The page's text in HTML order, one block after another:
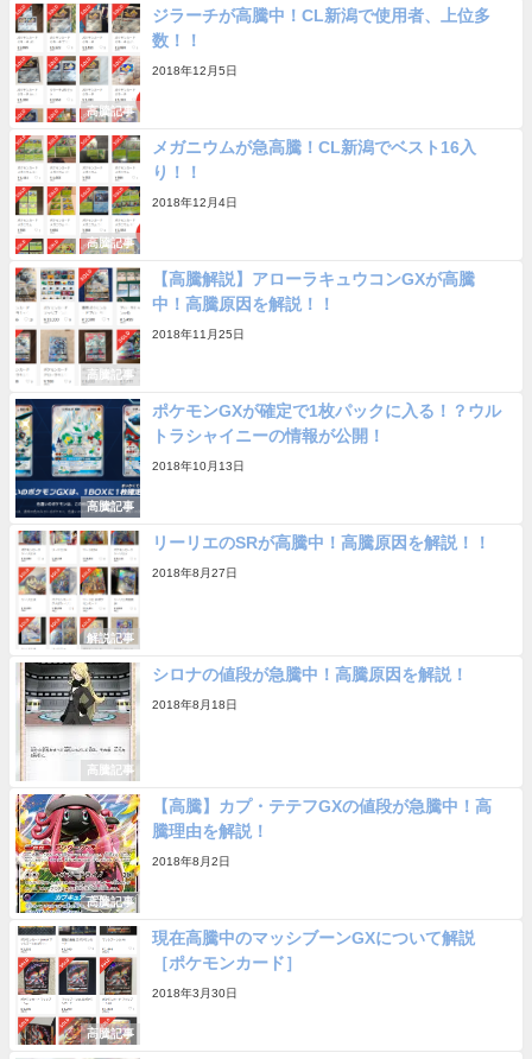
高騰記事
ジラーチが高騰中！CL新潟で使用者、上位多
数！！
2018年12月5日
高騰記事
メガニウムが急高騰！CL新潟でベスト16入
り！！
2018年12月4日
高騰記事
【高騰解説】アローラキュウコンGXが高騰
中！高騰原因を解説！！
2018年11月25日
高騰記事
ポケモンGXが確定で1枚パックに入る！？ウル
トラシャイニーの情報が公開！
2018年10月13日
解説記事
リーリエのSRが高騰中！高騰原因を解説！！
2018年8月27日
高騰記事
シロナの値段が急騰中！高騰原因を解説！
2018年8月18日
高騰記事
【高騰】カプ・テテフGXの値段が急騰中！高
騰理由を解説！
2018年8月2日
高騰記事
現在高騰中のマッシブーンGXについて解説
［ポケモンカード］
2018年3月30日